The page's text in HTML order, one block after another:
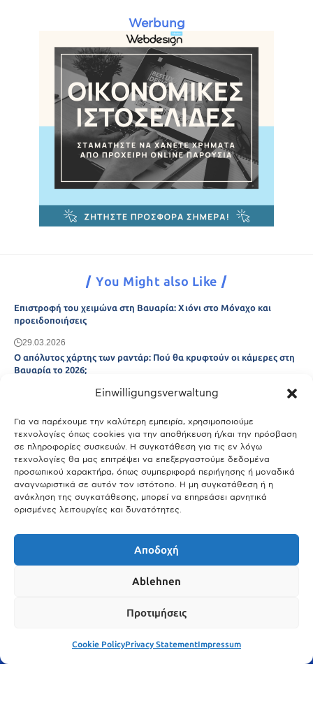
Einwilligungsverwaltung
Για να παρέχουμε την καλύτερη εμπειρία, χρησιμοποιούμε
τεχνολογίες όπως cookies για την αποθήκευση ή/και την πρόσβαση
σε πληροφορίες συσκευών. Η συγκατάθεση για τις εν λόγω
τεχνολογίες θα μας επιτρέψει να επεξεργαστούμε δεδομένα
προσωπικού χαρακτήρα, όπως συμπεριφορά περιήγησης ή μοναδικά
αναγνωριστικά σε αυτόν τον ιστότοπο. Η μη συγκατάθεση ή η
ανάκληση της συγκατάθεσης, μπορεί να επηρεάσει αρνητικά
ορισμένες λειτουργίες και δυνατότητες.
Αποδοχή
Ablehnen
Προτιμήσεις
Cookie PolicyPrivacy StatementImpressum
Werbung
You Might also Like
Επιστροφή του χειμώνα στη Βαυαρία: Χιόνι στο Μόναχο και
προειδοποιήσεις
29.03.2026
Ο απόλυτος χάρτης των ραντάρ: Πού θα κρυφτούν οι κάμερες στη
Βαυαρία το 2026;
Μόναχο;
25.03.2026
Θύελλα χτυπά το Μόναχο: Κίνδυνος από τους ισχυρούς ανέμους
και τις καταιγίδες
25.03.2026